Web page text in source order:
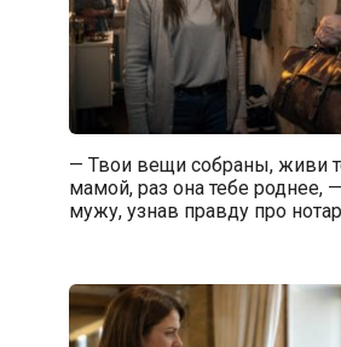
— Твои вещи собраны, живи
мамой, раз она тебе роднее,
мужу, узнав правду про